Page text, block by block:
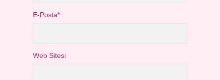
E-Posta*
Web Sitesi